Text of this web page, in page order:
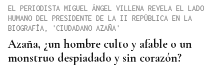
Azaña, ¿un hombre culto y afable o un
monstruo despiadado y sin corazón?
EL PERIODISTA MIGUEL ÁNGEL VILLENA REVELA EL LADO
HUMANO DEL PRESIDENTE DE LA II REPÚBLICA EN LA
BIOGRAFÍA, 'CIUDADANO AZAÑA'